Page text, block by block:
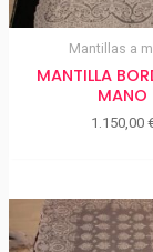
Mantillas a
MANTILLA
MANO
1.150,00